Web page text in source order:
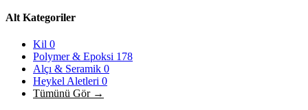
Alt Kategoriler
Kil 0
Polymer & Epoksi 178
Alçı & Seramik 0
Heykel Aletleri 0
Tümünü Gör →